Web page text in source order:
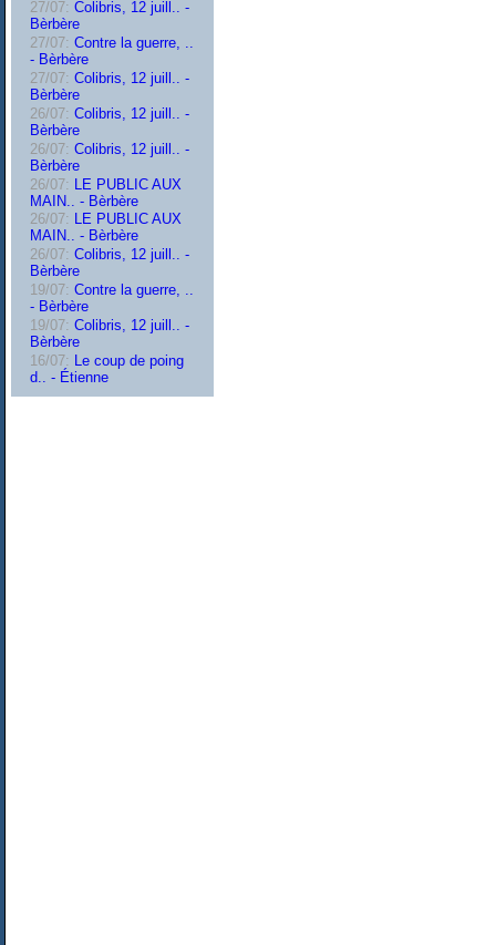
27/07: Colibris, 12 juill.. -
Bèrbère
27/07: Contre la guerre, ..
- Bèrbère
27/07: Colibris, 12 juill.. -
Bèrbère
26/07: Colibris, 12 juill.. -
Bèrbère
26/07: Colibris, 12 juill.. -
Bèrbère
26/07: LE PUBLIC AUX
MAIN.. - Bèrbère
26/07: LE PUBLIC AUX
MAIN.. - Bèrbère
26/07: Colibris, 12 juill.. -
Bèrbère
19/07: Contre la guerre, ..
- Bèrbère
19/07: Colibris, 12 juill.. -
Bèrbère
16/07: Le coup de poing
d.. - Étienne